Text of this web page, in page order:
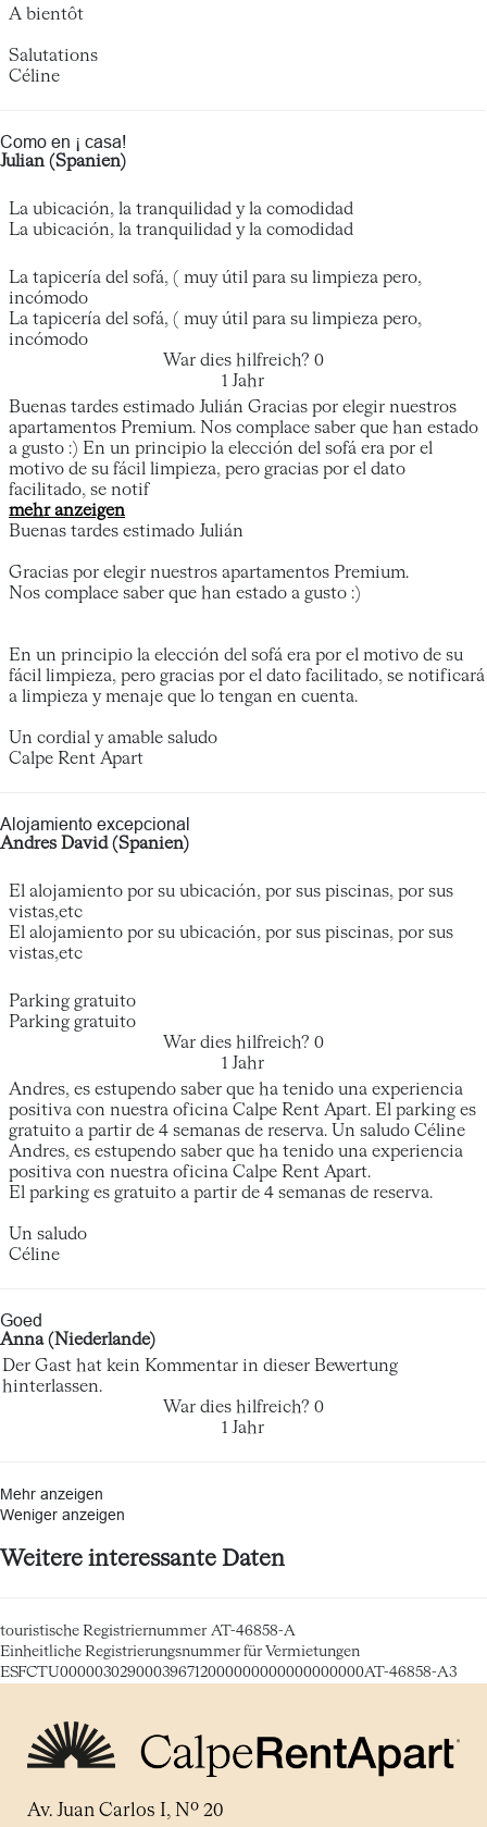
A bientôt
Salutations
Céline
Como en ¡ casa!
Julian (Spanien)
La ubicación, la tranquilidad y la comodidad
La ubicación, la tranquilidad y la comodidad
La tapicería del sofá, ( muy útil para su limpieza pero,
incómodo
La tapicería del sofá, ( muy útil para su limpieza pero,
incómodo
War dies hilfreich? 0
1 Jahr
Buenas tardes estimado Julián Gracias por elegir nuestros
apartamentos Premium. Nos complace saber que han estado
a gusto :) En un principio la elección del sofá era por el
motivo de su fácil limpieza, pero gracias por el dato
facilitado, se notif
mehr anzeigen
Buenas tardes estimado Julián
Gracias por elegir nuestros apartamentos Premium.
Nos complace saber que han estado a gusto :)
En un principio la elección del sofá era por el motivo de su
fácil limpieza, pero gracias por el dato facilitado, se notificará
a limpieza y menaje que lo tengan en cuenta.
Un cordial y amable saludo
Calpe Rent Apart
Alojamiento excepcional
Andres David (Spanien)
El alojamiento por su ubicación, por sus piscinas, por sus
vistas,etc
El alojamiento por su ubicación, por sus piscinas, por sus
vistas,etc
Parking gratuito
Parking gratuito
War dies hilfreich? 0
1 Jahr
Andres, es estupendo saber que ha tenido una experiencia
positiva con nuestra oficina Calpe Rent Apart. El parking es
gratuito a partir de 4 semanas de reserva. Un saludo Céline
Andres, es estupendo saber que ha tenido una experiencia
positiva con nuestra oficina Calpe Rent Apart.
El parking es gratuito a partir de 4 semanas de reserva.
Un saludo
Céline
Goed
Anna (Niederlande)
Der Gast hat kein Kommentar in dieser Bewertung
hinterlassen.
War dies hilfreich? 0
1 Jahr
Mehr anzeigen
Weniger anzeigen
Weitere interessante Daten
touristische Registriernummer AT-46858-A
Einheitliche Registrierungsnummer für Vermietungen
ESFCTU000003029000396712000000000000000000AT-46858-A3
Av. Juan Carlos I, Nº 20